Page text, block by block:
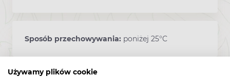
Używamy plików cookie
Sposób przechowywania: poniżej 25°C